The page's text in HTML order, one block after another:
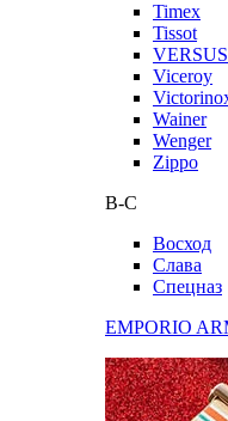
Timex
Tissot
Viceroy
Wainer
Wenger
Zippo
В-С
Восход
Слава
Спецназ
EMPORIO